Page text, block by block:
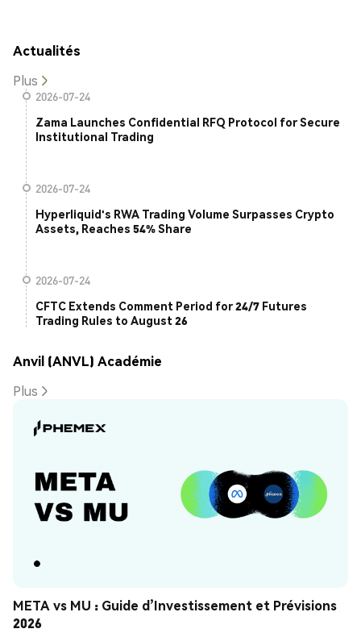
Actualités
Plus
2026-07-24
Zama Launches Confidential RFQ Protocol for Secure
Institutional Trading
2026-07-24
Hyperliquid's RWA Trading Volume Surpasses Crypto
Assets, Reaches 54% Share
2026-07-24
CFTC Extends Comment Period for 24/7 Futures
Trading Rules to August 26
Anvil (ANVL) Académie
Plus
META vs MU : Guide d’Investissement et Prévisions
2026